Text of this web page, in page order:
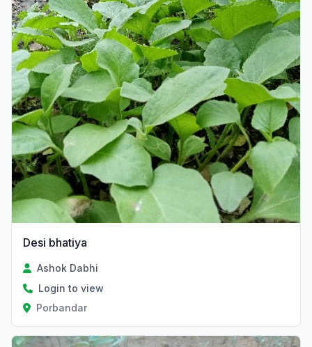
Desi bhatiya
Ashok Dabhi
Login to view
Porbandar